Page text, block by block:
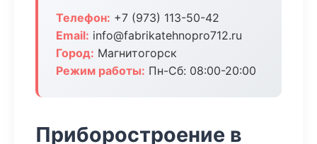
Телефон: +7 (973) 113-50-42
Email: info@fabrikatehnopro712.ru
Город: Магнитогорск
Режим работы: Пн-Сб: 08:00-20:00
Приборостроение в